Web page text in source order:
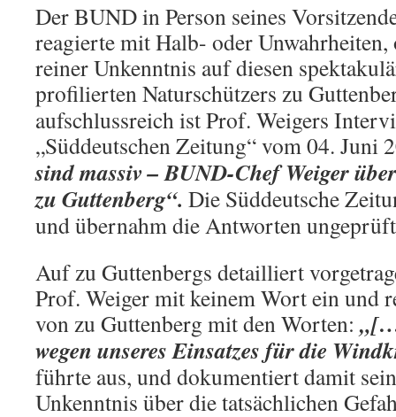
Der BUND in Person seines
reagierte mit Halb- oder
reiner Unkenntnis auf diesen
profilierten Naturschützers zu
aufschlussreich ist Prof. Weigers
„Süddeutschen Zeitung“ vom 04. Juni
sind massiv – BUND-Chef Weiger
zu Guttenberg“. Die Süddeutsche
und übernahm die Antworten
Auf zu Guttenbergs detailliert
Prof. Weiger mit keinem Wort ein und
von zu Guttenberg mit den Worten:
wegen unse­res Einsatzes für die
führte aus, und dokumentiert damit
Unkenntnis über die tatsächlichen